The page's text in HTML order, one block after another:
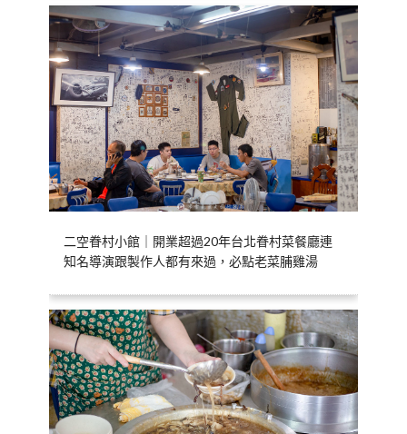
二空眷村小館｜開業超過20年台北眷村菜餐廳連
知名導演跟製作人都有來過，必點老菜脯雞湯